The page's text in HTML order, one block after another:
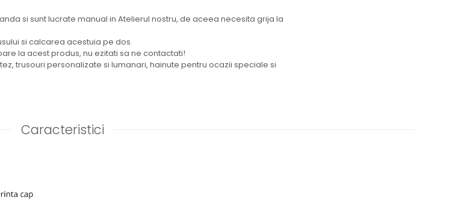
si sunt lucrate manual in Atelierul nostru, de aceea necesita grija la
si calcarea acestuia pe dos.
la acest produs, nu ezitati sa ne contactati!
trusouri personalizate si lumanari, hainute pentru ocazii speciale si
Caracteristici